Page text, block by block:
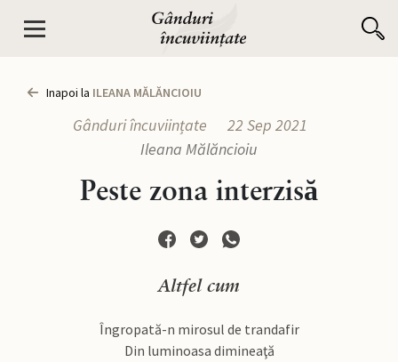
Inapoi la ILEANA MĂLĂNCIOIU
Gânduri încuviințate
22 Sep 2021
Ileana Mălăncioiu
Peste zona interzisă
Altfel cum
Îngropată-n mirosul de trandafir
Din luminoasa dimineaţă